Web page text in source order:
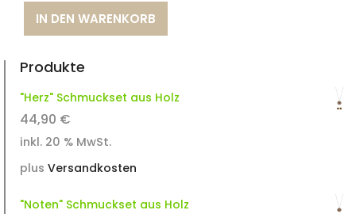
Liebesanhänger
Herz
Menge
IN DEN WARENKORB
Produkte
"Herz" Schmuckset aus Holz
44,90 €
inkl. 20 % MwSt.
plus Versandkosten
"Noten" Schmuckset aus Holz